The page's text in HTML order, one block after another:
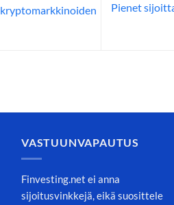
Pienet
VASTUUNVAPAUTUS
Finvesting.net ei anna
sijoitusvinkkejä, eikä suosittele